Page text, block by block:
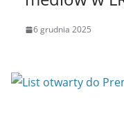
6 grudnia 2025